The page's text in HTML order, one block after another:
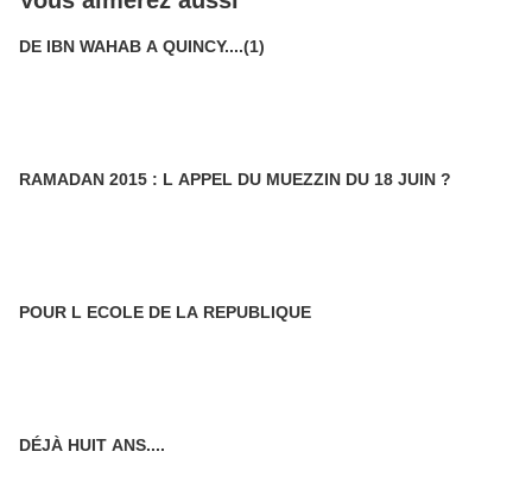
DE IBN WAHAB A QUINCY....(1)
RAMADAN 2015 : L APPEL DU MUEZZIN DU 18 JUIN ?
POUR L ECOLE DE LA REPUBLIQUE
DÉJÀ HUIT ANS....